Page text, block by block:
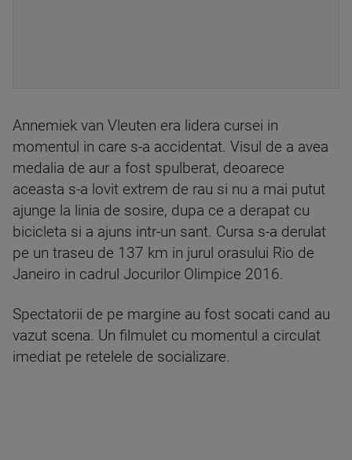
Annemiek van Vleuten era lidera cursei in
momentul in care s-a accidentat. Visul de a avea
medalia de aur a fost spulberat, deoarece
aceasta s-a lovit extrem de rau si nu a mai putut
ajunge la linia de sosire, dupa ce a derapat cu
bicicleta si a ajuns intr-un sant. Cursa s-a derulat
pe un traseu de 137 km in jurul orasului Rio de
Janeiro in cadrul Jocurilor Olimpice 2016.
Spectatorii de pe margine au fost socati cand au
vazut scena. Un filmulet cu momentul a circulat
imediat pe retelele de socializare.